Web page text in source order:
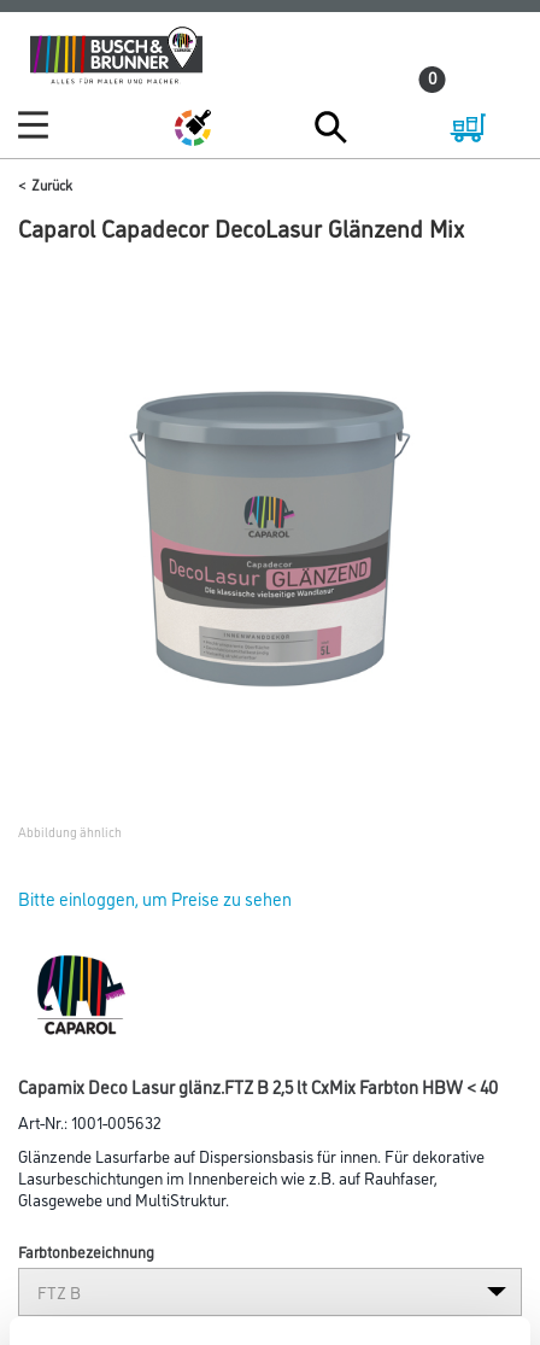
Zum
Inhalt
Zum
Navigationsmenü
0
Zurück
Caparol Capadecor DecoLasur Glänzend Mix
Abbildung ähnlich
Bitte einloggen, um Preise zu sehen
Capamix Deco Lasur glänz.FTZ B 2,5 lt CxMix Farbton HBW < 40
Art-Nr.:1001-005632
Glänzende Lasurfarbe auf Dispersionsbasis für innen. Für dekorative
Lasurbeschichtungen im Innenbereich wie z.B. auf Rauhfaser,
Glasgewebe und MultiStruktur.
Farbtonbezeichnung